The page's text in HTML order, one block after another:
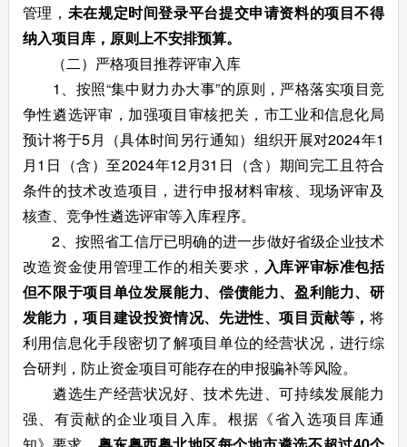
管理， 未在规定时间登录平台提交申请资料的项目不得
纳入项目库，原则上不安排预算。
（二）严格项目推荐评审入库
1、按照“集中财力办大事”的原则，严格落实项目竞
争性遴选评审，加强项目审核把关，市工业和信息化局
预计将于5月（具体时间另行通知）组织开展对2024年1
月1日（含）至2024年12月31日（含）期间完工且符合
条件的技术改造项目，进行申报材料审核、现场评审及
核查、竞争性遴选评审等入库程序。
2、按照省工信厅已明确的进一步做好省级企业技术
改造资金使用管理工作的相关要求， 入库评审标准包括
但不限于项目单位发展能力、偿债能力、盈利能力、研
发能力，项目建设投资情况、先进性、项目贡献等，将
利用信息化手段密切了解项目单位的经营状况，进行综
合研判，防止资金项目可能存在的申报骗补等风险。
遴选生产经营状况好、技术先进、可持续发展能力
强、有贡献的企业项目入库。根据《省入选项目库通